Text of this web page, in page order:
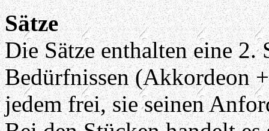
Sätze
Die Sätze enthalten eine 2.
Bedürfnissen (Akkordeon
jedem frei, sie seinen